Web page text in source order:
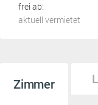
frei ab:
aktuell vermietet
Zimmer